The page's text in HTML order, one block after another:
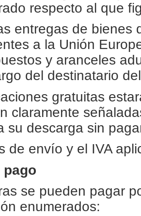
respecto al que
entregas de bienes
a la Unión
y aranceles
del destinatario
gratuitas
claramente
su descarga sin
de envío y el IVA
pago
se pueden pagar
enumerados: